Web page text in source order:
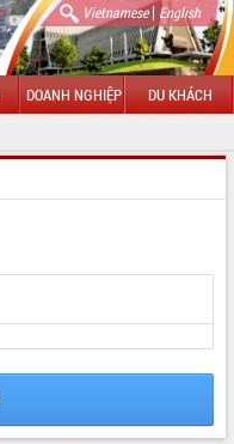
Vietnamese| English
DOANH NGHIỆP DU KHÁCH